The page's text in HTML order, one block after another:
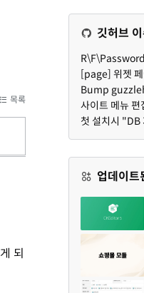
목록
되
깃허브
사이트 메뉴
첫 설치시 "DB
업데이트